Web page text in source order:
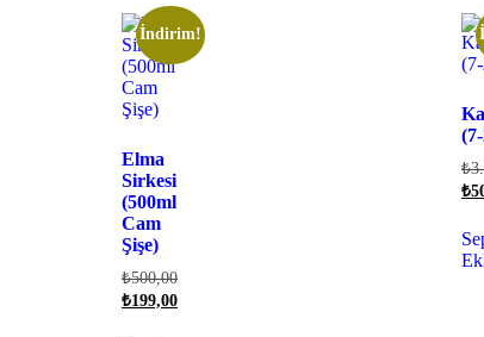
İndirim!
Elma
Sirkesi
(500ml
Cam
Şişe)
₺500,00
₺199,00
₺
₺